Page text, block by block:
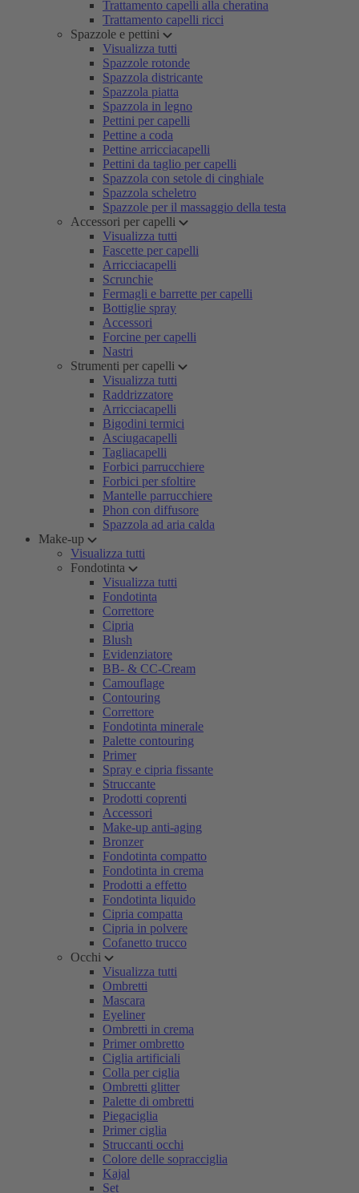
Trattamento capelli alla cheratina
Trattamento capelli ricci
Spazzole e pettini
Visualizza tutti
Spazzole rotonde
Spazzola districante
Spazzola piatta
Spazzola in legno
Pettini per capelli
Pettine a coda
Pettine arricciacapelli
Pettini da taglio per capelli
Spazzola con setole di cinghiale
Spazzola scheletro
Spazzole per il massaggio della testa
Accessori per capelli
Visualizza tutti
Fascette per capelli
Arricciacapelli
Scrunchie
Fermagli e barrette per capelli
Bottiglie spray
Accessori
Forcine per capelli
Nastri
Strumenti per capelli
Visualizza tutti
Raddrizzatore
Arricciacapelli
Bigodini termici
Asciugacapelli
Tagliacapelli
Forbici parrucchiere
Forbici per sfoltire
Mantelle parrucchiere
Phon con diffusore
Spazzola ad aria calda
Make-up
Visualizza tutti
Fondotinta
Visualizza tutti
Fondotinta
Correttore
Cipria
Blush
Evidenziatore
BB- & CC-Cream
Camouflage
Contouring
Correttore
Fondotinta minerale
Palette contouring
Primer
Spray e cipria fissante
Struccante
Prodotti coprenti
Accessori
Make-up anti-aging
Bronzer
Fondotinta compatto
Fondotinta in crema
Prodotti a effetto
Fondotinta liquido
Cipria compatta
Cipria in polvere
Cofanetto trucco
Occhi
Visualizza tutti
Ombretti
Mascara
Eyeliner
Ombretti in crema
Primer ombretto
Ciglia artificiali
Colla per ciglia
Ombretti glitter
Palette di ombretti
Piegaciglia
Primer ciglia
Struccanti occhi
Colore delle sopracciglia
Kajal
Set